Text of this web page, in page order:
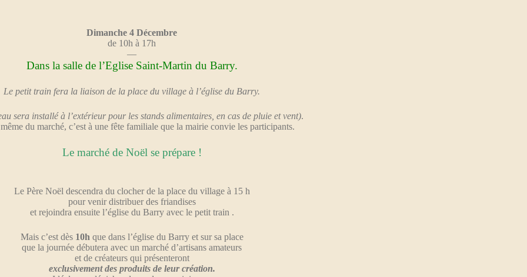
Dimanche 4 Décembre
de 10h à 17h
—
Dans la salle de l’Eglise Saint-Martin du Barry.
Le petit train fera la liaison de la place du village à l’église du Barry.
sera installé à l’extérieur pour les stands alimentaires, en cas de pluie et vent).
du marché, c’est à une fête familiale que la mairie convie les participants.
Le marché de Noël se prépare !
Le Père Noël descendra du clocher de la place du village à 15 h
pour venir distribuer des friandises
et rejoindra ensuite l’église du Barry avec le petit train .
Mais c’est dès 10h que dans l’église du Barry et sur sa place
que la journée débutera avec un marché d’artisans amateurs
et de créateurs qui présenteront
exclusivement des produits de leur création.